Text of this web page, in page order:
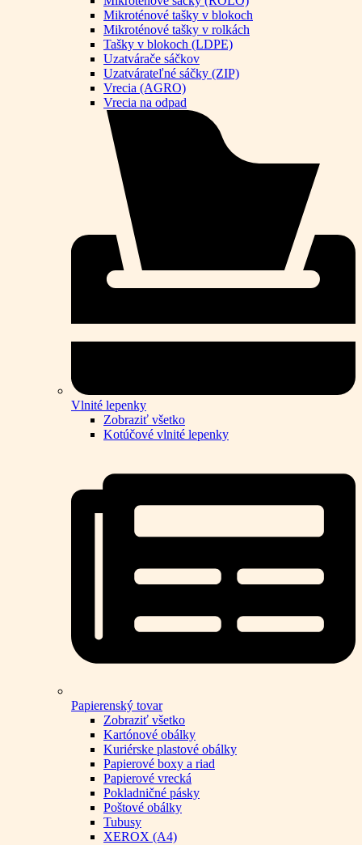
Mikroténové tašky v blokoch
Mikroténové tašky v rolkách
Tašky v blokoch (LDPE)
Uzatvárače sáčkov
Uzatvárateľné sáčky (ZIP)
Vrecia (AGRO)
Vrecia na odpad
Vlnité lepenky
Zobraziť všetko
Kotúčové vlnité lepenky
Papierenský tovar
Zobraziť všetko
Kartónové obálky
Kuriérske plastové obálky
Papierové boxy a riad
Papierové vrecká
Pokladničné pásky
Poštové obálky
Tubusy
XEROX (A4)